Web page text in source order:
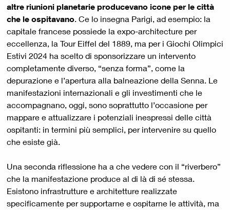
altre riunioni planetarie producevano icone per le città
che le ospitavano. Ce lo insegna Parigi, ad esempio: la
capitale francese possiede la expo-architecture per
eccellenza, la Tour Eiffel del 1889, ma per i Giochi Olimpici
Estivi 2024 ha scelto di sponsorizzare un intervento
completamente diverso, “senza forma”, come la
depurazione e l’apertura alla balneazione della Senna. Le
manifestazioni internazionali e gli investimenti che le
accompagnano, oggi, sono soprattutto l’occasione per
mappare e attualizzare i potenziali inespressi delle città
ospitanti: in termini più semplici, per intervenire su quello
che esiste già.
Una seconda riflessione ha a che vedere con il “riverbero”
che la manifestazione produce al di là di sé stessa.
Esistono infrastrutture e architetture realizzate
specificamente per supportarne e ospitarne le attività, ma